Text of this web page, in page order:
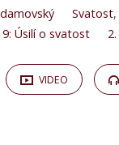
Svatost,
Úsilí o svatost
VIDEO